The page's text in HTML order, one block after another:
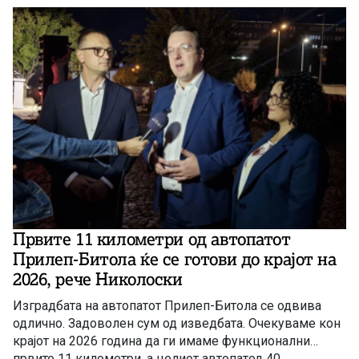
Првите 11 километри од автопатот
Прилеп-Битола ќе се готови до крајот на
2026, рече Николоски
Изградбата на автопатот Прилеп-Битола се одвива
одлично. Задоволен сум од изведбата. Очекуваме кон
крајот на 2026 година да ги имаме функционални